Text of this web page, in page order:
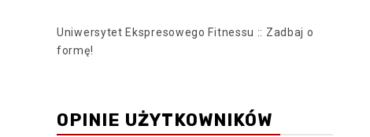
Uniwersytet Ekspresowego Fitnessu :: Zadbaj o
formę!
OPINIE UŻYTKOWNIKÓW